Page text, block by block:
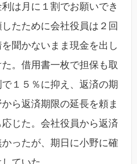
は月に１割でお願いでき
たために会社役員は２回
聞かないまま現金を出し
。借用書一枚で担保も取
１５％に抑え、返済の期
ら返済期限の延長を頼ま
じた。会社役員から返済
ったが、期日に小野に確